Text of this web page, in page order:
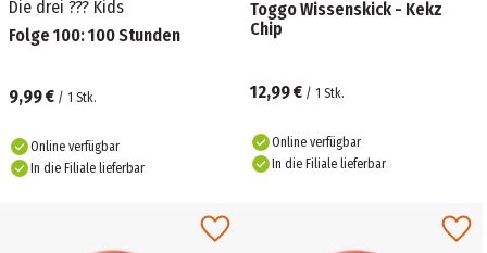
Die drei ??? Kids
Folge 100: 100 Stunden
9,99 € / 1 Stk.
Online verfügbar
In die Filiale lieferbar
Toggo Wissenskick - Kekz
Chip
12,99 € / 1 Stk.
Online verfügbar
In die Filiale lieferbar